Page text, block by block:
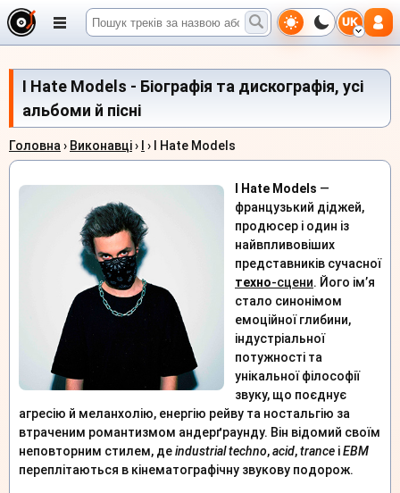
UK
I Hate Models - Біографія та дискографія, усі
альбоми й пісні
Головна › Виконавці› › I Hate Models
I Hate Models —
французький діджей,
продюсер і один із
найвпливовіших
представників сучасної
техно-сцени. Його ім’я
стало синонімом
емоційної глибини,
індустріальної
потужності та
унікальної філософії
звуку, що поєднує
агресію й меланхолію, енергію рейву та ностальгію за
втраченим романтизмом андерґраунду. Він відомий своїм
неповторним стилем, деindustrial techno,acid,trance іEBM
переплітаються в кінематографічну звукову подорож.